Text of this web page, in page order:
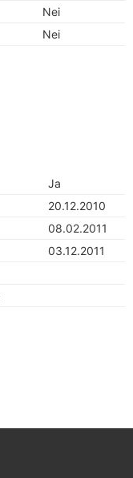
Nei
Nei
Ja
20.12.2010
08.02.2011
03.12.2011